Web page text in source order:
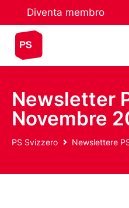
Diventa membro
Newsletter
Novembre
PS Svizzero Newslettere